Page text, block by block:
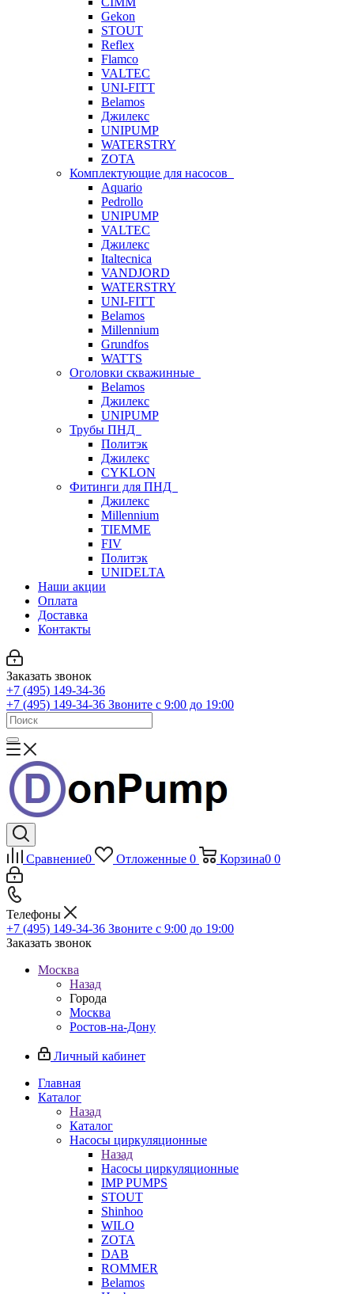
Gekon
STOUT
Reflex
Flamco
VALTEC
UNI-FITT
Belamos
Джилекс
UNIPUMP
WATERSTRY
ZOTA
Комплектующие для насосов
Aquario
Pedrollo
UNIPUMP
VALTEC
Джилекс
Italtecnica
VANDJORD
WATERSTRY
UNI-FITT
Belamos
Millennium
Grundfos
WATTS
Оголовки скважинные
Belamos
Джилекс
UNIPUMP
Трубы ПНД
Политэк
Джилекс
CYKLON
Фитинги для ПНД
Джилекс
Millennium
TIEMME
FIV
Политэк
UNIDELTA
Наши акции
Оплата
Доставка
Контакты
Заказать звонок
+7 (495) 149-34-36
+7 (495) 149-34-36 Звоните с 9:00 до 19:00
Сравнение0 Отложенные 0 Корзина0 0
Телефоны
+7 (495) 149-34-36 Звоните с 9:00 до 19:00
Заказать звонок
Москва
Назад
Города
Москва
Ростов-на-Дону
Личный кабинет
Главная
Каталог
Назад
Каталог
Насосы циркуляционные
Назад
Насосы циркуляционные
IMP PUMPS
STOUT
Shinhoo
WILO
ZOTA
DAB
ROMMER
Belamos